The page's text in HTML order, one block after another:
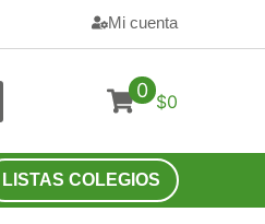
Mi cuenta
0 $0
LISTAS COLEGIOS